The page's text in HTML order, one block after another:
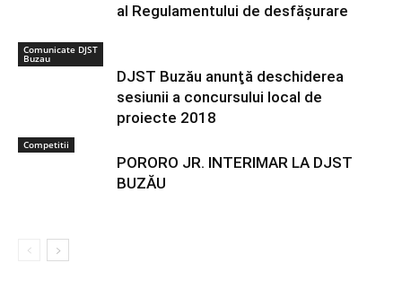
al Regulamentului de desfășurare
Comunicate DJST
Buzau
DJST Buzău anunţă deschiderea
sesiunii a concursului local de
proiecte 2018
Competitii
PORORO JR. INTERIMAR LA DJST
BUZĂU